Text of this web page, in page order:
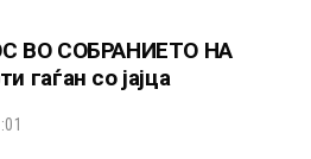
ВО СОБРАНИЕТО НА
гаѓан со јајца